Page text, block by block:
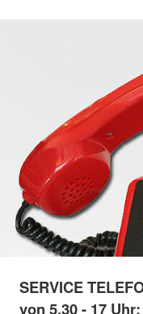
SERVICE
von 5.30 - 17 Uhr: